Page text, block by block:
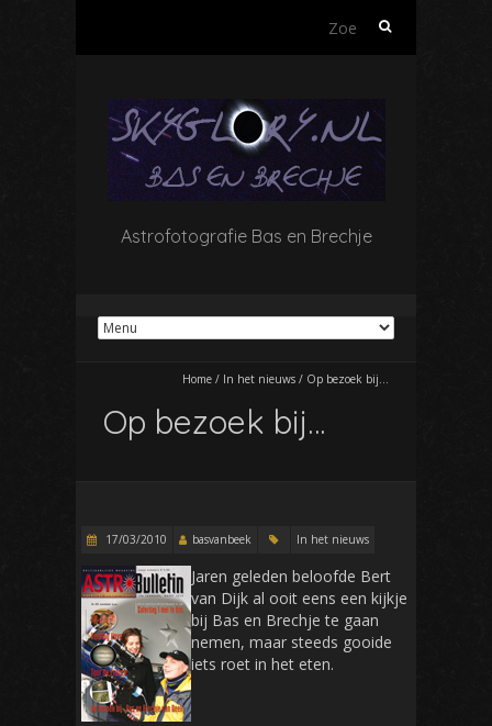
Zoeken
Astrofotografie Bas en Brechje
Home / In het nieuws / Op bezoek bij…
Op bezoek bij…
17/03/2010 basvanbeek In het nieuws
Jaren geleden beloofde Bert
van Dijk al ooit eens een kijkje
bij Bas en Brechje te gaan
nemen, maar steeds gooide
iets roet in het eten.